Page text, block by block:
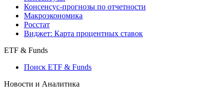
Поиск индексов
Страницы стран
Создать индекс
Консенсусы
Макроэкономика
Виджет: Карта процентных ставок
ETF & Funds